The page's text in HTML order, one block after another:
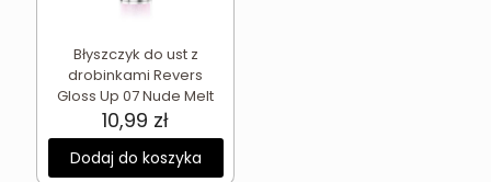
Błyszczyk do ust z
drobinkami Revers
Gloss Up 07 Nude Melt
10,99 zł
Dodaj do koszyka